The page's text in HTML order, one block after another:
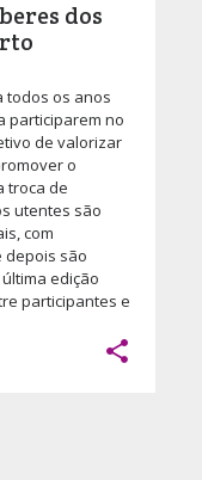
dos
todos os anos
participarem no
de valorizar
o
troca de
utentes são
com
depois são
edição
participantes e
